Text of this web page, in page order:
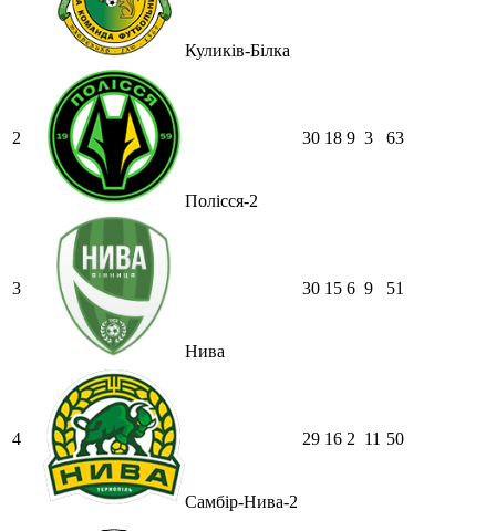
Куликів-Білка
2
Полісся-2
30 18 9 3 63
3
Нива
30 15 6 9 51
4
Самбір-Нива-2
29 16 2 11 50